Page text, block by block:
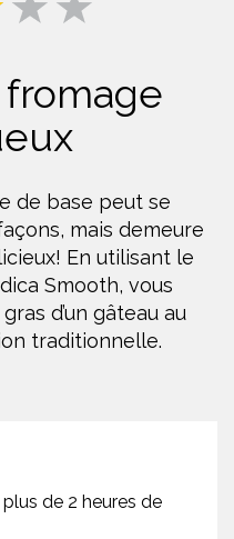
fromage
de base peut se
mais demeure
En utilisant le
Smooth, vous
d’un gâteau au
traditionnelle.
de 2 heures de